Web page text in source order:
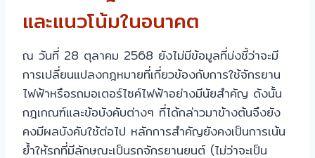
และแนวโน้มในอนาคต
ณ วันที่ 28 ตุลาคม 2568 ยังไม่มีข้อมูลที่บ่งชี้ว่าจะมี
การเปลี่ยนแปลงกฎหมายที่เกี่ยวข้องกับการใช้จักรยาน
ไฟฟ้าหรือรถมอเตอร์ไซค์ไฟฟ้าอย่างมีนัยสำคัญ ดังนั้น
กฎเกณฑ์และข้อบังคับต่างๆ ที่ได้กล่าวมาข้างต้นจึงยัง
คงมีผลบังคับใช้ต่อไป หลักการสำคัญยังคงเป็นการเน้น
ย้ำให้รถที่มีลักษณะเป็นรถจักรยานยนต์ (ไม่ว่าจะเป็น